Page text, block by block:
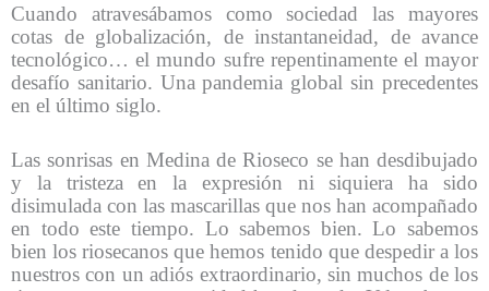
Cuando atravesábamos como sociedad las mayores
cotas de globalización, de instantaneidad, de avance
tecnológico… el mundo sufre repentinamente el mayor
desafío sanitario. Una pandemia global sin precedentes
en el último siglo.
Las sonrisas en Medina de Rioseco se han desdibujado
y la tristeza en la expresión ni siquiera ha sido
disimulada con las mascarillas que nos han acompañado
en todo este tiempo. Lo sabemos bien. Lo sabemos
bien los riosecanos que hemos tenido que despedir a los
nuestros con un adiós extraordinario, sin muchos de los